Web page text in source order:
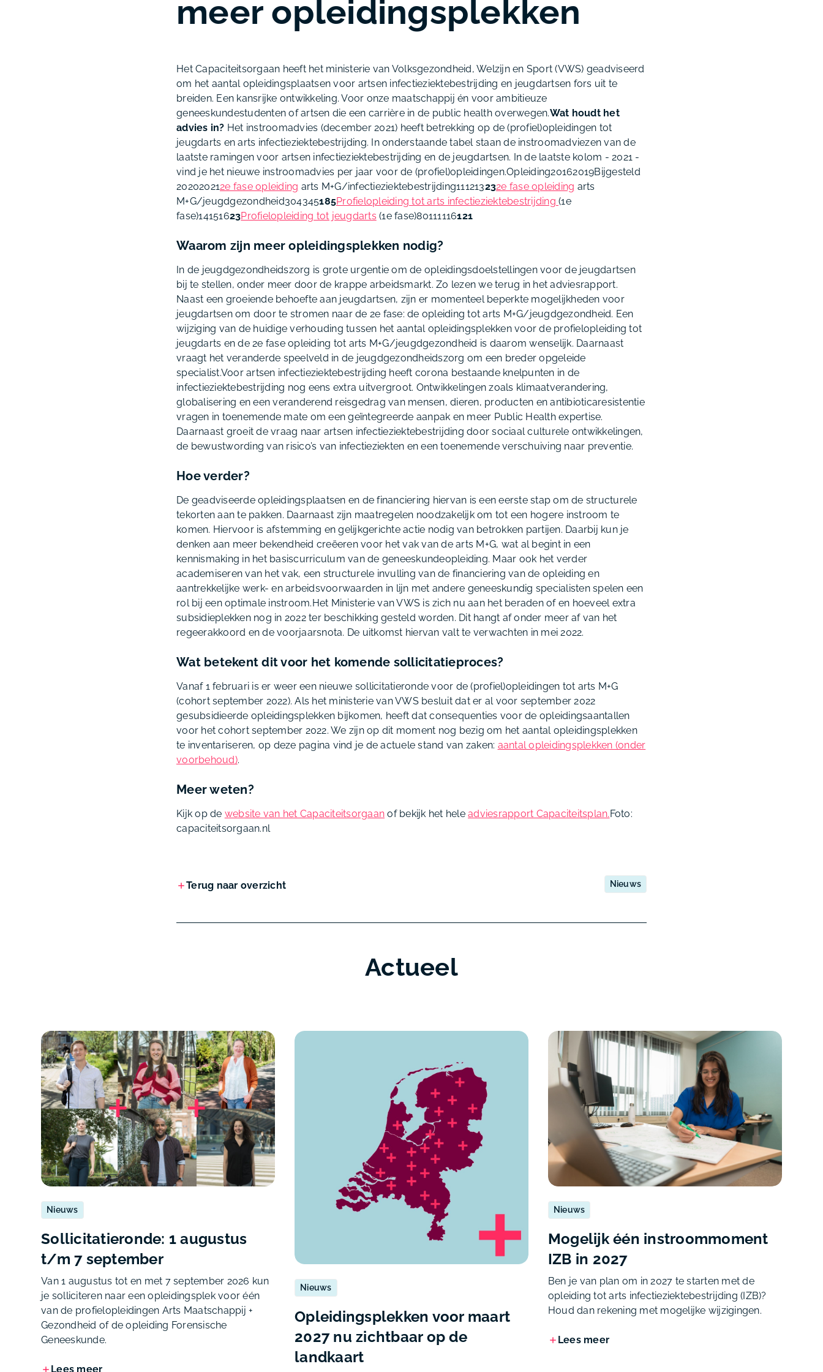
meer opleidingsplekken
Het Capaciteitsorgaan heeft het ministerie van Volksgezondheid, Welzijn en Sport (VWS) geadviseerd
om het aantal opleidingsplaatsen voor artsen infectieziektebestrijding en jeugdartsen fors uit te
breiden. Een kansrijke ontwikkeling. Voor onze maatschappij én voor ambitieuze
geneeskundestudenten of artsen die een carrière in de public health overwegen.Wat houdt het
advies in? Het instroomadvies (december 2021) heeft betrekking op de (profiel)opleidingen tot
jeugdarts en arts infectieziektebestrijding. In onderstaande tabel staan de instroomadviezen van de
laatste ramingen voor artsen infectieziektebestrijding en de jeugdartsen. In de laatste kolom - 2021 -
vind je het nieuwe instroomadvies per jaar voor de (profiel)opleidingen.Opleiding20162019Bijgesteld
202020212e fase opleiding arts M+G/infectieziektebestrijding111213232e fase opleiding arts
M+G/jeugdgezondheid304345185Profielopleiding tot arts infectieziektebestrijding (1e
fase)14151623Profielopleiding tot jeugdarts (1e fase)80111116121
Waarom zijn meer opleidingsplekken nodig?
In de jeugdgezondheidszorg is grote urgentie om de opleidingsdoelstellingen voor de jeugdartsen
bij te stellen, onder meer door de krappe arbeidsmarkt. Zo lezen we terug in het adviesrapport.
Naast een groeiende behoefte aan jeugdartsen, zijn er momenteel beperkte mogelijkheden voor
jeugdartsen om door te stromen naar de 2e fase: de opleiding tot arts M+G/jeugdgezondheid. Een
wijziging van de huidige verhouding tussen het aantal opleidingsplekken voor de profielopleiding tot
jeugdarts en de 2e fase opleiding tot arts M+G/jeugdgezondheid is daarom wenselijk. Daarnaast
vraagt het veranderde speelveld in de jeugdgezondheidszorg om een breder opgeleide
specialist.Voor artsen infectieziektebestrijding heeft corona bestaande knelpunten in de
infectieziektebestrijding nog eens extra uitvergroot. Ontwikkelingen zoals klimaatverandering,
globalisering en een veranderend reisgedrag van mensen, dieren, producten en antibioticaresistentie
vragen in toenemende mate om een geïntegreerde aanpak en meer Public Health expertise.
Daarnaast groeit de vraag naar artsen infectieziektebestrijding door sociaal culturele ontwikkelingen,
de bewustwording van risico’s van infectieziekten en een toenemende verschuiving naar preventie.
Hoe verder?
De geadviseerde opleidingsplaatsen en de financiering hiervan is een eerste stap om de structurele
tekorten aan te pakken. Daarnaast zijn maatregelen noodzakelijk om tot een hogere instroom te
komen. Hiervoor is afstemming en gelijkgerichte actie nodig van betrokken partijen. Daarbij kun je
denken aan meer bekendheid creëeren voor het vak van de arts M+G, wat al begint in een
kennismaking in het basiscurriculum van de geneeskundeopleiding. Maar ook het verder
academiseren van het vak, een structurele invulling van de financiering van de opleiding en
aantrekkelijke werk- en arbeidsvoorwaarden in lijn met andere geneeskundig specialisten spelen een
rol bij een optimale instroom.Het Ministerie van VWS is zich nu aan het beraden of en hoeveel extra
subsidieplekken nog in 2022 ter beschikking gesteld worden. Dit hangt af onder meer af van het
regeerakkoord en de voorjaarsnota. De uitkomst hiervan valt te verwachten in mei 2022.
Wat betekent dit voor het komende sollicitatieproces?
Vanaf 1 februari is er weer een nieuwe sollicitatieronde voor de (profiel)opleidingen tot arts M+G
(cohort september 2022). Als het ministerie van VWS besluit dat er al voor september 2022
gesubsidieerde opleidingsplekken bijkomen, heeft dat consequenties voor de opleidingsaantallen
voor het cohort september 2022. We zijn op dit moment nog bezig om het aantal opleidingsplekken
te inventariseren, op deze pagina vind je de actuele stand van zaken: aantal opleidingsplekken (onder
voorbehoud).
Meer weten?
Kijk op de website van het Capaciteitsorgaan of bekijk het hele adviesrapport Capaciteitsplan.Foto:
capaciteitsorgaan.nl
Terug naar overzicht Nieuws
Actueel
Nieuws
Sollicitatieronde: 1 augustus
t/m 7 september
Van 1 augustus tot en met 7 september 2026 kun
je solliciteren naar een opleidingsplek voor één
van de profielopleidingen Arts Maatschappij +
Gezondheid of de opleiding Forensische
Geneeskunde.
Lees meer
Nieuws
Opleidingsplekken voor maart
2027 nu zichtbaar op de
landkaart
Nieuws
Mogelijk één instroommoment
IZB in 2027
Ben je van plan om in 2027 te starten met de
opleiding tot arts infectieziektebestrijding (IZB)?
Houd dan rekening met mogelijke wijzigingen.
Lees meer